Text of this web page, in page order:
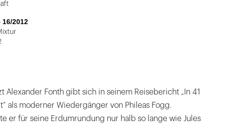
2012
Alexander Fonth gibt sich in seinem Reisebericht „In 41
als moderner Wiedergänger von Phileas Fogg.
er für seine Erdumrundung nur halb so lange wie Jules